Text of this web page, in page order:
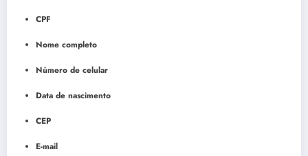
CPF
Nome completo
Número de celular
Data de nascimento
CEP
E-mail